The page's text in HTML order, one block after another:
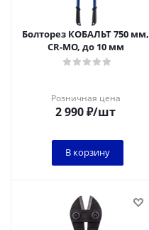
Болторез КОБАЛЬТ 750 мм,
CR-MO, до 10 мм
Розничная цена
2 990₽/шт
В корзину